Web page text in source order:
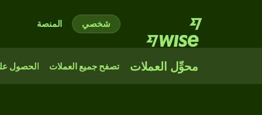
شخصي المنصة
محوِّل العملات تصفح جميع العملات الحصول